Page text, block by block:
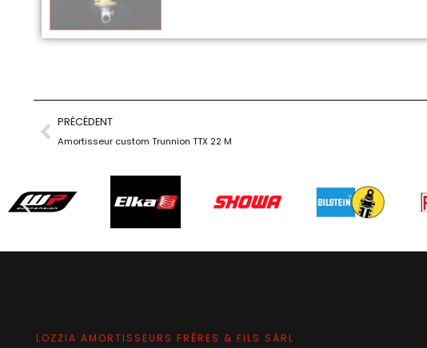
PRÉCÉDENT
Amortisseur custom Trunnion TTX 22 M
LOZZIA AMORTISSEURS FRÈRES & FILS SÀRL